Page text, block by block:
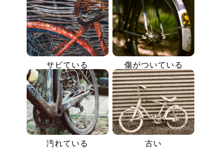
サビている 傷がついている
汚れている 古い